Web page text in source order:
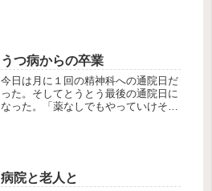
っ...
うつ病からの卒業
今日は月に１回の精神科への通院日だ
った。そしてとうとう最後の通院日に
なった。「薬なしでもやっていけそう
し...
病院と老人と